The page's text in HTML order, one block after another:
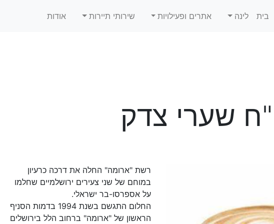
בית לינה אתרים ופעילויות שירותי תיירות אודות
שערי צדק
רשת "ארומה" החלה את דרכה כרעיון
במוחם של שני צעירים ירושלמיים שחלמו
על אספרסו-בר ישראלי.
החלום התגשם בשנת 1994 בדמות הסניף
הראשון של "ארומה" ברחוב הלל בירושלים